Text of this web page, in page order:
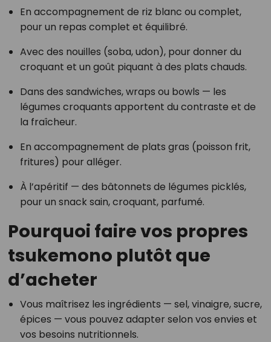
En accompagnement de riz blanc ou complet,
pour un repas complet et équilibré.
Avec des nouilles (soba, udon), pour donner du
croquant et un goût piquant à des plats chauds.
Dans des sandwiches, wraps ou bowls — les
légumes croquants apportent du contraste et de
la fraîcheur.
En accompagnement de plats gras (poisson frit,
fritures) pour alléger.
À l’apéritif — des bâtonnets de légumes picklés,
pour un snack sain, croquant, parfumé.
Pourquoi faire vos propres
tsukemono plutôt que
d’acheter
Vous maîtrisez les ingrédients — sel, vinaigre, sucre,
épices — vous pouvez adapter selon vos envies et
vos besoins nutritionnels.